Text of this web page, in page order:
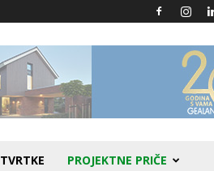
TVRTKE PROJEKTNE PRIČE